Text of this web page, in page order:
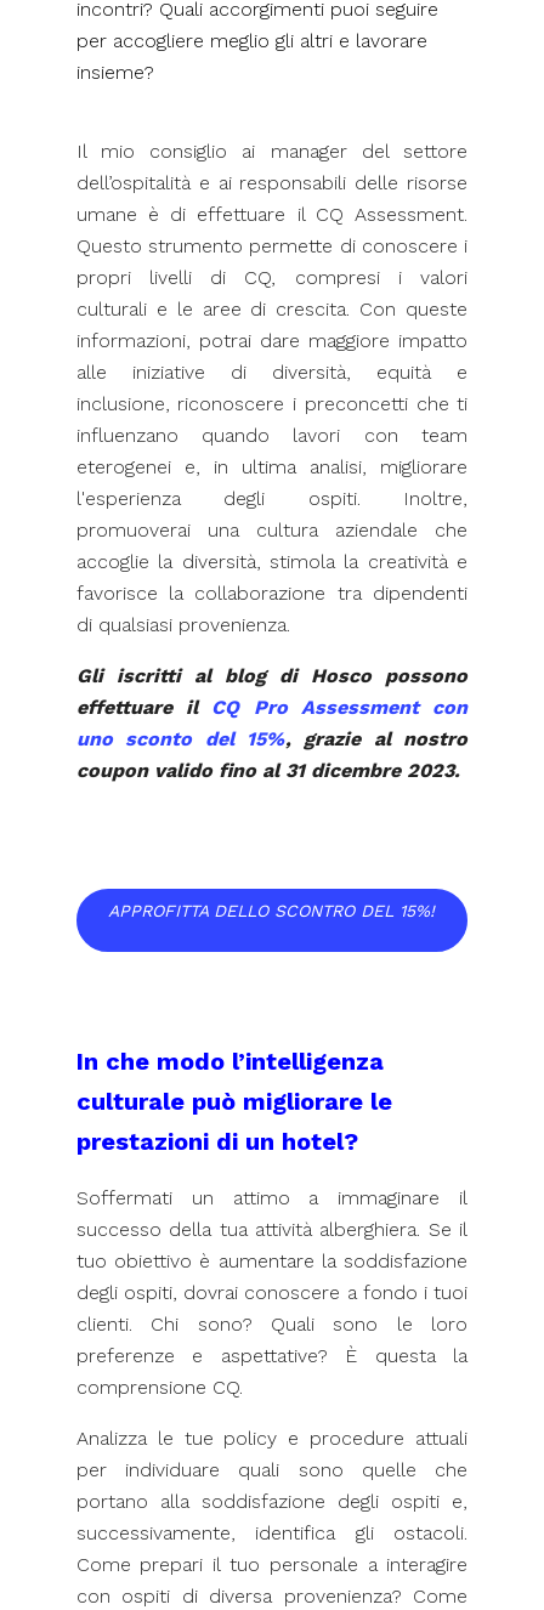
incontri? Quali accorgimenti puoi seguire
per accogliere meglio gli altri e lavorare
insieme?
Il mio consiglio ai manager del settore
dell’ospitalità e ai responsabili delle risorse
umane è di effettuare il CQ Assessment.
Questo strumento permette di conoscere i
propri livelli di CQ, compresi i valori
culturali e le aree di crescita. Con queste
informazioni, potrai dare maggiore impatto
alle iniziative di diversità, equità e
inclusione, riconoscere i preconcetti che ti
influenzano quando lavori con team
eterogenei e, in ultima analisi, migliorare
l'esperienza degli ospiti. Inoltre,
promuoverai una cultura aziendale che
accoglie la diversità, stimola la creatività e
favorisce la collaborazione tra dipendenti
di qualsiasi provenienza.
Gli iscritti al blog di Hosco possono
effettuare il CQ Pro Assessment con
uno sconto del 15%, grazie al nostro
coupon valido fino al 31 dicembre 2023.
APPROFITTA DELLO SCONTRO DEL 15%!
In che modo l’intelligenza
culturale può migliorare le
prestazioni di un hotel?
Soffermati un attimo a immaginare il
successo della tua attività alberghiera. Se il
tuo obiettivo è aumentare la soddisfazione
degli ospiti, dovrai conoscere a fondo i tuoi
clienti. Chi sono? Quali sono le loro
preferenze e aspettative? È questa la
comprensione CQ.
Analizza le tue policy e procedure attuali
per individuare quali sono quelle che
portano alla soddisfazione degli ospiti e,
successivamente, identifica gli ostacoli.
Come prepari il tuo personale a interagire
con ospiti di diversa provenienza? Come